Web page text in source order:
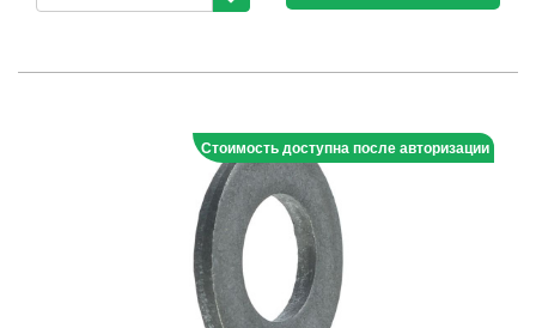
Стоимость доступна после авторизации